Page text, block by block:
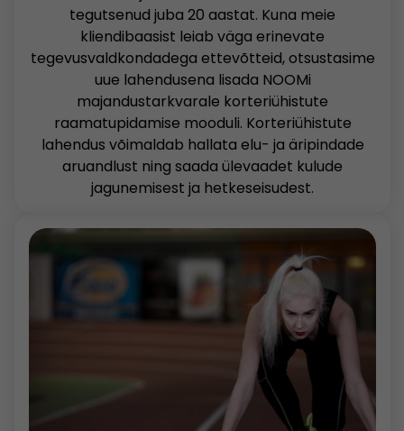
tegutsenud juba 20 aastat. Kuna meie
kliendibaasist leiab väga erinevate
tegevusvaldkondadega ettevõtteid, otsustasime
uue lahendusena lisada NOOMi
majandustarkvarale korteriühistute
raamatupidamise mooduli. Korteriühistute
lahendus võimaldab hallata elu- ja äripindade
aruandlust ning saada ülevaadet kulude
jagunemisest ja hetkeseisudest.